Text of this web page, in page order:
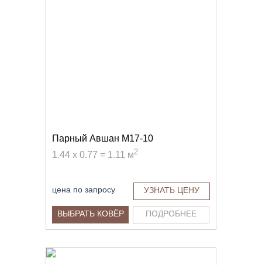
Парный Авшан M17-10
1.44 x 0.77 = 1.11 м2
цена по запросу УЗНАТЬ ЦЕНУ
ВЫБРАТЬ КОВЁР ПОДРОБНЕЕ